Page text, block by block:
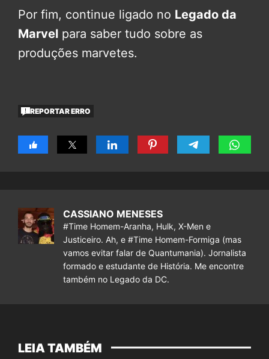
Por fim, continue ligado no Legado da
Marvel para saber tudo sobre as
produções marvetes.
REPORTAR ERRO
CASSIANO MENESES
#Time Homem-Aranha, Hulk, X-Men e
Justiceiro. Ah, e #Time Homem-Formiga (mas
vamos evitar falar de Quantumania). Jornalista
formado e estudante de História. Me encontre
também no Legado da DC.
LEIA TAMBÉM